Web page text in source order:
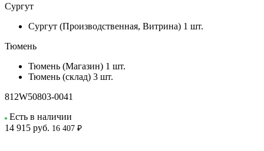
Сургут
Сургут (Производственная, Витрина) 1 шт.
Тюмень
Тюмень (Магазин) 1 шт.
Тюмень (склад) 3 шт.
812W50803-0041
Есть в наличии
14 915 руб. 16 407 ₽